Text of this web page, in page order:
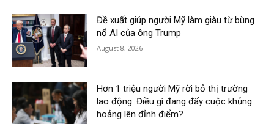
Đề xuất giúp người Mỹ làm giàu từ bùng
nổ AI của ông Trump
August 8, 2026
Hơn 1 triệu người Mỹ rời bỏ thị trường
lao động: Điều gì đang đẩy cuộc khủng
hoảng lên đỉnh điểm?